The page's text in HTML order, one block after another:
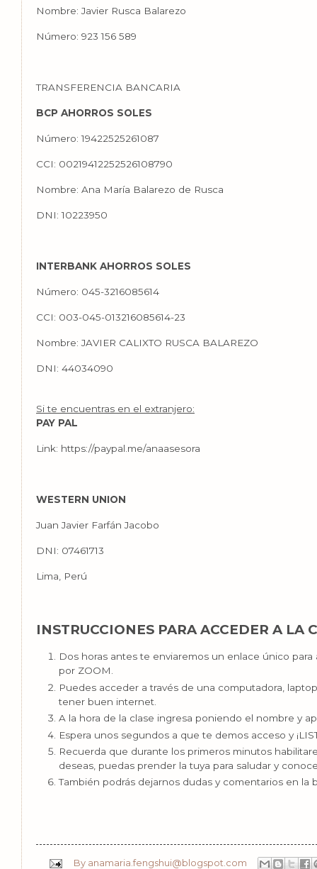
Nombre: Javier Rusca Balarezo
Número: 923 156 589
TRANSFERENCIA BANCARIA
BCP AHORROS SOLES
Número: 19422525261087
CCI: 00219412252526108790
Nombre: Ana María Balarezo de Rusca
DNI: 10223950
INTERBANK AHORROS SOLES
Número: 045-3216085614
CCI: 003-045-013216085614-23
Nombre: JAVIER CALIXTO RUSCA BALAREZO
DNI: 44034090
Si te encuentras en el extranjero:
PAY PAL
Link: https://paypal.me/anaasesora
WESTERN UNION
Juan Javier Farfán Jacobo
DNI: 07461713
Lima, Perú
INSTRUCCIONES PARA ACCEDER A LA
Dos horas antes te enviaremos un enlace único
por ZOOM.
Puedes acceder a través de una computadora,
tener buen internet.
A la hora de la clase ingresa poniendo el nombre y
Espera unos segundos a que te demos acceso y
Recuerda que durante los primeros minutos
deseas, puedas prender la tuya para saludar y
También podrás dejarnos dudas y comentarios en la
By anamaria.fengshui@blogspot.com